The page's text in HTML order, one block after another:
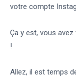
votre compte
Ça y est, vous
!
Allez, il est temps